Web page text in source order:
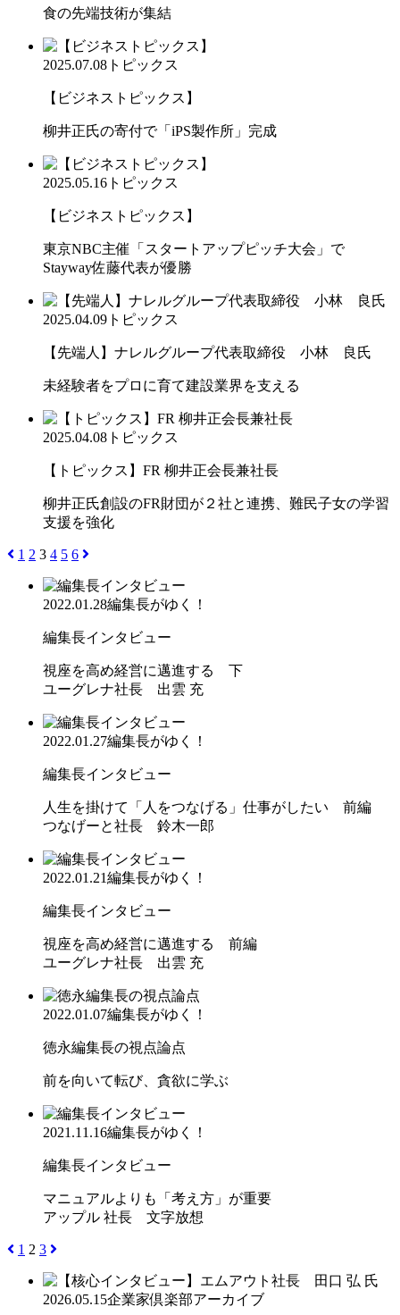
食の先端技術が集結
2025.07.08 トピックス
【ビジネストピックス】
柳井正氏の寄付で「iPS製作所」完成
2025.05.16 トピックス
【ビジネストピックス】
東京NBC主催「スタートアップピッチ大会」で
Stayway佐藤代表が優勝
2025.04.09 トピックス
【先端人】ナレルグループ代表取締役 小林 良氏
未経験者をプロに育て建設業界を支える
2025.04.08 トピックス
【トピックス】FR 柳井正会長兼社長
柳井正氏創設のFR財団が２社と連携、難民子女の学習
支援を強化
1 2 3 4 5 6
2022.01.28編集長がゆく！
編集長インタビュー
視座を高め経営に邁進する 下
ユーグレナ社長 出雲 充
2022.01.27編集長がゆく！
編集長インタビュー
人生を掛けて「人をつなげる」仕事がしたい 前編
つなげーと社長 鈴木一郎
2022.01.21編集長がゆく！
編集長インタビュー
視座を高め経営に邁進する 前編
ユーグレナ社長 出雲 充
2022.01.07編集長がゆく！
徳永編集長の視点論点
前を向いて転び、貪欲に学ぶ
2021.11.16編集長がゆく！
編集長インタビュー
マニュアルよりも「考え方」が重要
アップル 社長 文字放想
1 2 3
2026.05.15企業家倶楽部アーカイブ